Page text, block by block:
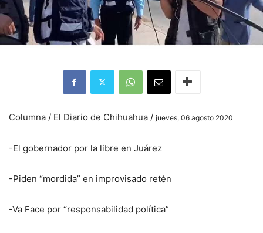
Columna / El Diario de Chihuahua / jueves, 06 agosto 2020
-El gobernador por la libre en Juárez
-Piden “mordida” en improvisado retén
-Va Face por “responsabilidad política”